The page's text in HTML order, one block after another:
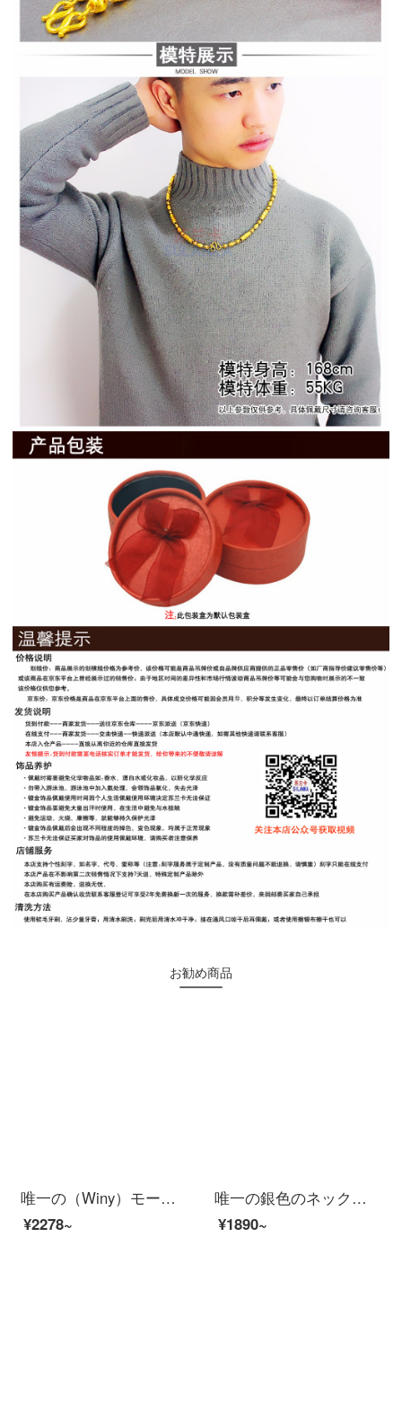
お勧め商品
唯一の（Winy）モー桑四つ葉のクローバーのネックレス女性ファッションアクセサリーはカップルの鎖骨チェーン999足の銀のアクセサリーにぶら下がって彼女に証明書をプレゼントします。
¥2278~
唯一の銀色のネックレスです。女性のペンダント二つセット999足銀のネックレス+ピアスセットに証明書を添えます。
¥1890~